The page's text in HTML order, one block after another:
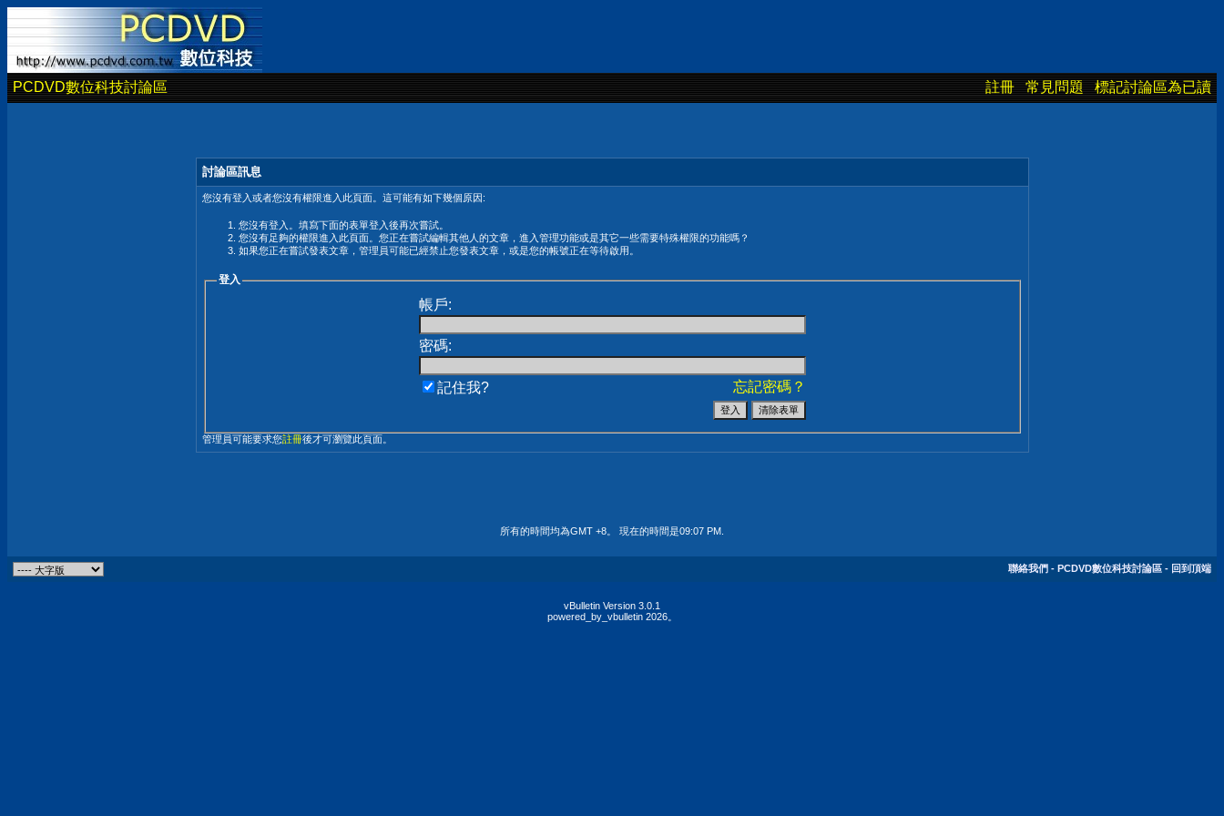
PCDVD數位科技討論區 註冊 常見問題 標記討論區為已讀
討論區訊息
您沒有登入或者您沒有權限進入此頁面。這可能有如下幾個原因:
您沒有登入。填寫下面的表單登入後再次嘗試。
您沒有足夠的權限進入此頁面。您正在嘗試編輯其他人的文章，進入管理功能或是其它一些需要特殊權限的功能嗎？
如果您正在嘗試發表文章，管理員可能已經禁止您發表文章，或是您的帳號正在等待啟用。
登入
帳戶:
密碼:
忘記密碼？
記住我?
管理員可能要求您註冊後才可瀏覽此頁面。
所有的時間均為GMT +8。 現在的時間是09:07 PM
聯絡我們 - PCDVD數位科技討論區 - 回到頂端
vBulletin Version 3.0.1
powered_by_vbulletin 2026。